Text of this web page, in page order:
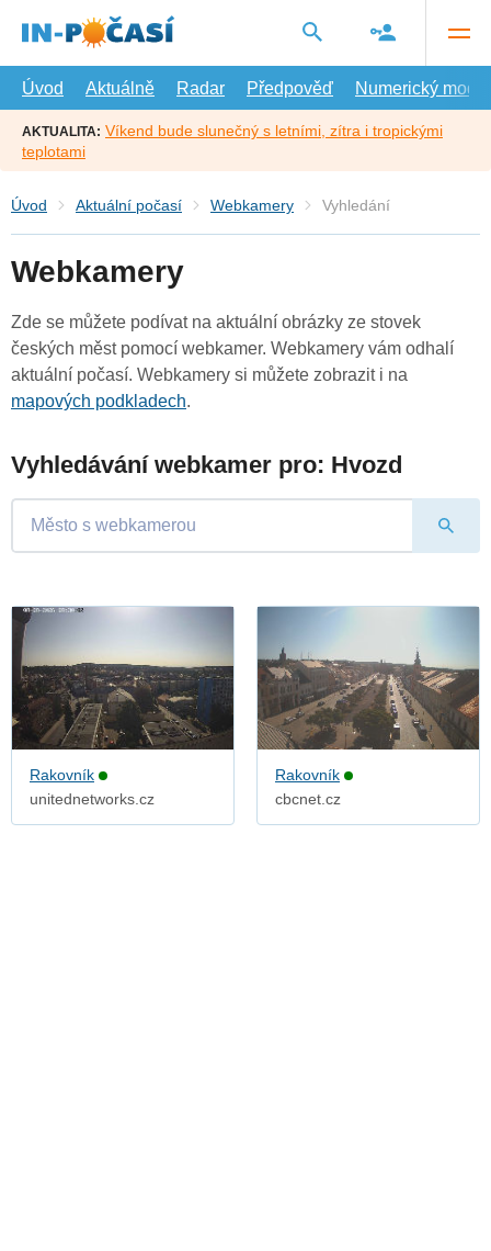
hlavní
Úvod
Aktuálně Radar Předpověď Numerický model
AKTUALITA: Víkend bude slunečný s letními, zítra i tropickými
teplotami
Úvod Aktuální počasí Webkamery Vyhledání
Webkamery
Zde se můžete podívat na aktuální obrázky ze stovek
českých měst pomocí webkamer. Webkamery vám odhalí
aktuální počasí. Webkamery si můžete zobrazit i na
mapových podkladech.
Vyhledávání webkamer pro: Hvozd
Rakovník
unitednetworks.cz
Rakovník
cbcnet.cz